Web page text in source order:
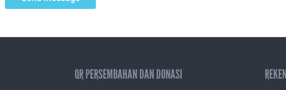
QR PERSEMBAHAN DAN DONASI